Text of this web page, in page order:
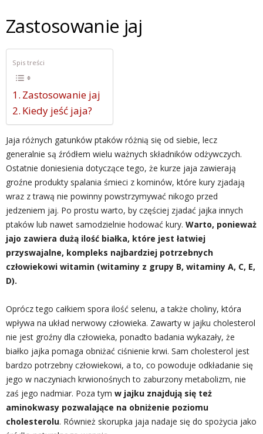
Zastosowanie jaj
Spis treści
Zastosowanie jaj
Kiedy jeść jaja?
Jaja różnych gatunków ptaków różnią się od siebie, lecz
generalnie są źródłem wielu ważnych składników odżywczych.
Ostatnie doniesienia dotyczące tego, że kurze jaja zawierają
groźne produkty spalania śmieci z kominów, które kury zjadają
wraz z trawą nie powinny powstrzymywać nikogo przed
jedzeniem jaj. Po prostu warto, by częściej zjadać jajka innych
ptaków lub nawet samodzielnie hodować kury. Warto, ponieważ
jajo zawiera dużą ilość białka, które jest łatwiej
przyswajalne, kompleks najbardziej potrzebnych
człowiekowi witamin (witaminy z grupy B, witaminy A, C, E,
D).
Oprócz tego całkiem spora ilość selenu, a także choliny, która
wpływa na układ nerwowy człowieka. Zawarty w jajku cholesterol
nie jest groźny dla człowieka, ponadto badania wykazały, że
białko jajka pomaga obniżać ciśnienie krwi. Sam cholesterol jest
bardzo potrzebny człowiekowi, a to, co powoduje odkładanie się
jego w naczyniach krwionośnych to zaburzony metabolizm, nie
zaś jego nadmiar. Poza tym w jajku znajdują się też
aminokwasy pozwalające na obniżenie poziomu
cholesterolu. Również skorupka jaja nadaje się do spożycia jako